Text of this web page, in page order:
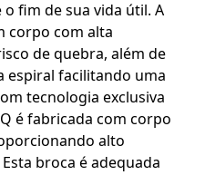
fim de sua vida útil. A
corpo com alta
de quebra, além de
espiral facilitando uma
tecnologia exclusiva
é fabricada com corpo
alto
broca é adequada